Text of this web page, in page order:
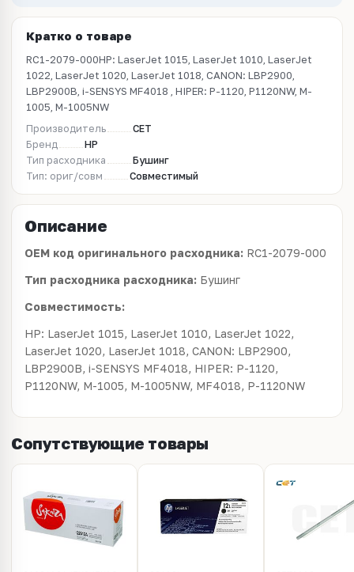
Кратко о товаре
RC1-2079-000HP: LaserJet 1015, LaserJet 1010, LaserJet
1022, LaserJet 1020, LaserJet 1018, CANON: LBP2900,
LBP2900B, i-SENSYS MF4018 , HIPER: P-1120, P1120NW, M-
1005, M-1005NW
Производитель
CET
Бренд
HP
Тип расходника
Бушинг
Тип: ориг/совм
Совместимый
Описание
OEM код оригинального расходника: RC1-2079-000
Тип расходника расходника: Бушинг
Совместимость:
HP: LaserJet 1015, LaserJet 1010, LaserJet 1022,
LaserJet 1020, LaserJet 1018, CANON: LBP2900,
LBP2900B, i-SENSYS MF4018, HIPER: P-1120,
P1120NW, M-1005, M-1005NW, MF4018, P-1120NW
Сопутствующие товары